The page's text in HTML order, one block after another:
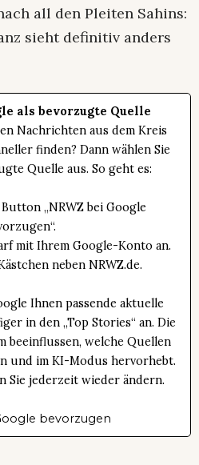
all den Pleiten Sahins:
sieht definitiv anders
als bevorzugte Quelle
Nachrichten aus dem Kreis
finden? Dann wählen Sie
Quelle aus. So geht es:
„NRWZ bei Google
mit Ihrem Google-Konto an.
neben NRWZ.de.
Ihnen passende aktuelle
in den „Top Stories“ an. Die
beeinflussen, welche Quellen
und im KI-Modus hervorhebt.
Sie jederzeit wieder ändern.
bevorzugen